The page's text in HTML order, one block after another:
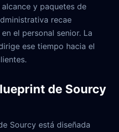
y paquetes de
recae
el personal senior. La
ese tiempo hacia el
de Sourcy
Sourcy está diseñada